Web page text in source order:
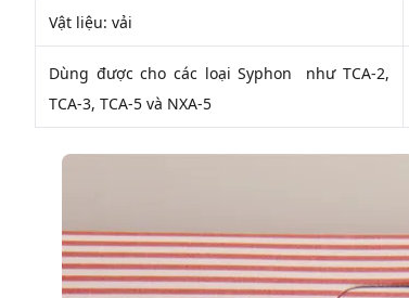
Vật liệu: vải
Dùng được cho các loại Syphon như TCA-2,
TCA-3, TCA-5 và NXA-5